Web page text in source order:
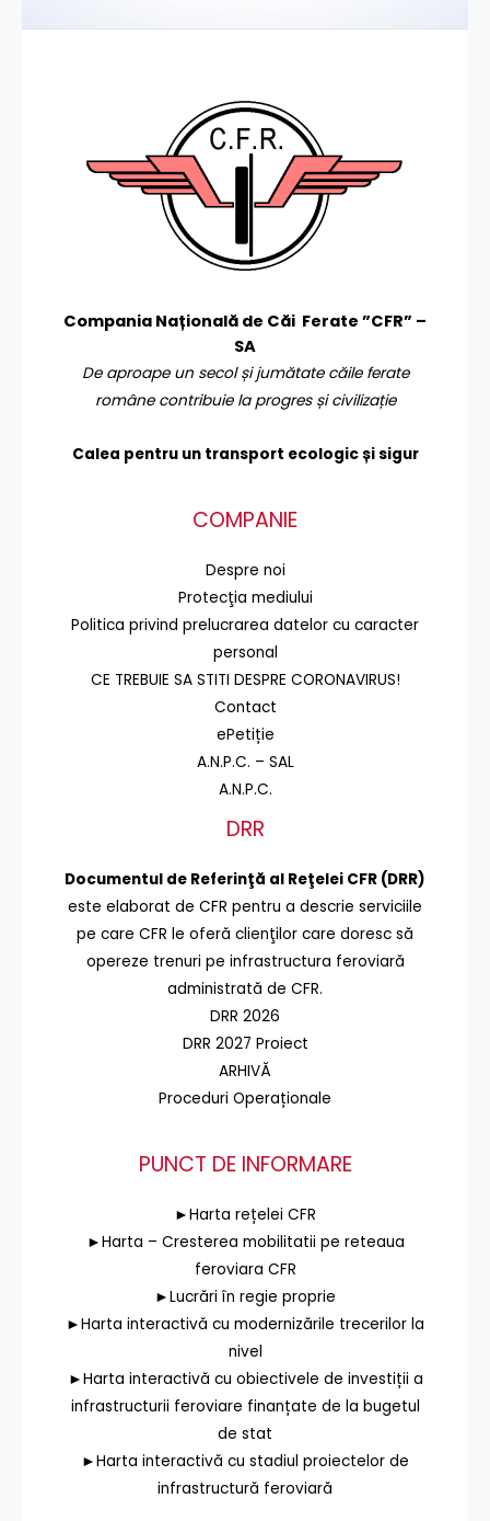
Compania Națională de Căi Ferate ”CFR” –
SA
De aproape un secol și jumătate căile ferate
române contribuie la progres și civilizație
Calea pentru un transport ecologic și sigur
COMPANIE
Despre noi
Protecţia mediului
Politica privind prelucrarea datelor cu caracter
personal
CE TREBUIE SA STITI DESPRE CORONAVIRUS!
Contact
ePetiție
A.N.P.C. – SAL
A.N.P.C.
DRR
Documentul de Referinţă al Reţelei CFR (DRR)
este elaborat de CFR pentru a descrie serviciile
pe care CFR le oferă clienţilor care doresc să
opereze trenuri pe infrastructura feroviară
administrată de CFR.
DRR 2026
DRR 2027 Proiect
ARHIVĂ
Proceduri Operaționale
PUNCT DE INFORMARE
►Harta rețelei CFR
►Harta – Cresterea mobilitatii pe reteaua
feroviara CFR
►Lucrări în regie proprie
►Harta interactivă cu modernizările trecerilor la
nivel
►Harta interactivă cu obiectivele de investiții a
infrastructurii feroviare finanțate de la bugetul
de stat
►Harta interactivă cu stadiul proiectelor de
infrastructură feroviară